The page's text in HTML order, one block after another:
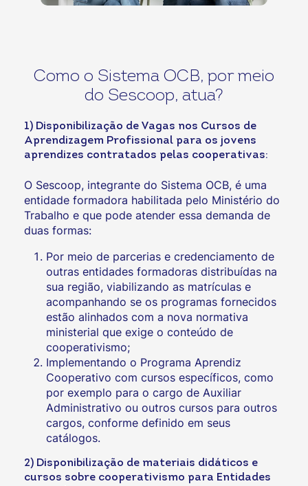
Como o Sistema OCB, por meio
do Sescoop, atua?
1) Disponibilização de Vagas nos Cursos de
Aprendizagem Profissional para os jovens
aprendizes contratados pelas cooperativas:
O Sescoop, integrante do Sistema OCB, é uma
entidade formadora habilitada pelo Ministério do
Trabalho e que pode atender essa demanda de
duas formas:
Por meio de parcerias e credenciamento de
outras entidades formadoras distribuídas na
sua região, viabilizando as matrículas e
acompanhando se os programas fornecidos
estão alinhados com a nova normativa
ministerial que exige o conteúdo de
cooperativismo;
Implementando o Programa Aprendiz
Cooperativo com cursos específicos, como
por exemplo para o cargo de Auxiliar
Administrativo ou outros cursos para outros
cargos, conforme definido em seus
catálogos.
2) Disponibilização de materiais didáticos e
cursos sobre cooperativismo para Entidades